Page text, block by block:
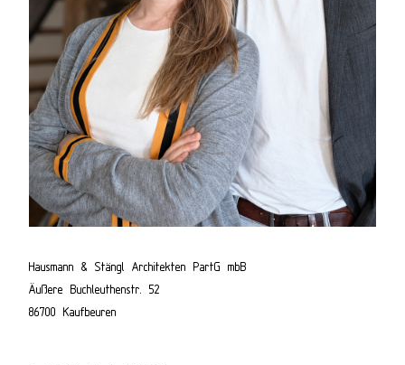
Hausmann & Stängl Architekten PartG mbB
Äußere Buchleuthenstr. 52
86700 Kaufbeuren